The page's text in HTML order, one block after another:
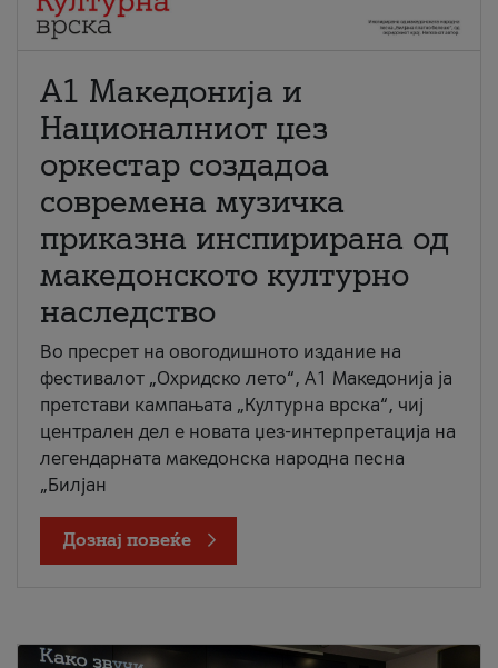
А1 Македонија и
Националниот џез
оркестар создадоа
современа музичка
приказна инспирирана од
македонското културно
наследство
Во пресрет на овогодишното издание на
фестивалот „Охридско лето“, А1 Македонија ја
претстави кампањата „Културна врска“, чиј
централен дел е новата џез-интерпретација на
легендарната македонска народна песна
„Билјан
Дознај повеќе